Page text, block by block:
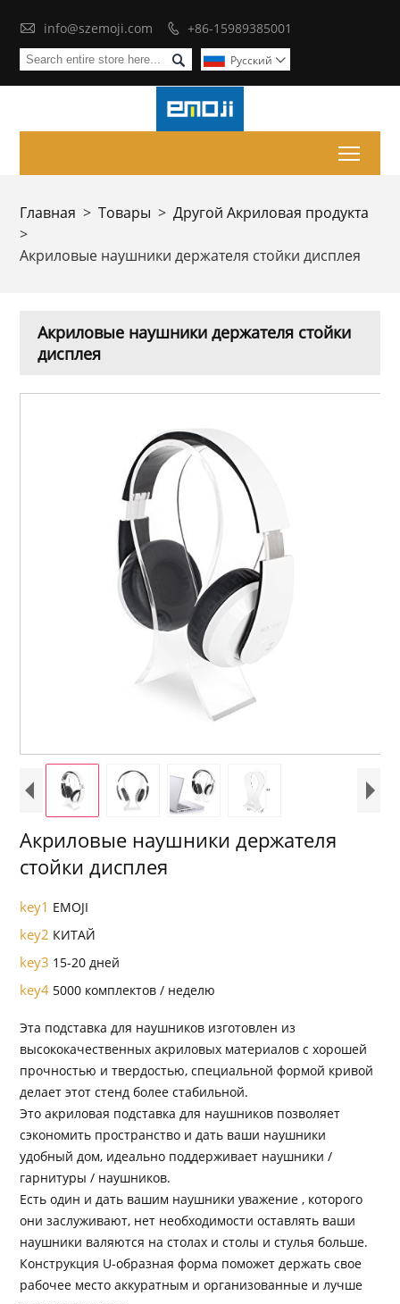
 info@szemoji.com  +86-15989385001
 Pусский 
Главная > Товары > Другой Акриловая продукта
>
Акриловые наушники держателя стойки дисплея
Акриловые наушники держателя стойки
дисплея
Акриловые наушники держателя
стойки дисплея
key1 EMOJI
key2 КИТАЙ
key3 15-20 дней
key4 5000 комплектов / неделю
Эта подставка для наушников изготовлен из
высококачественных акриловых материалов с хорошей
прочностью и твердостью, специальной формой кривой
делает этот стенд более стабильной.
Это акриловая подставка для наушников позволяет
сэкономить пространство и дать ваши наушники
удобный дом, идеально поддерживает наушники /
гарнитуры / наушников.
Есть один и дать вашим наушники уважение , которого
они заслуживают, нет необходимости оставлять ваши
наушники валяются на столах и столы и стулья больше.
Конструкция U-образная форма поможет держать свое
рабочее место аккуратным и организованные и лучше